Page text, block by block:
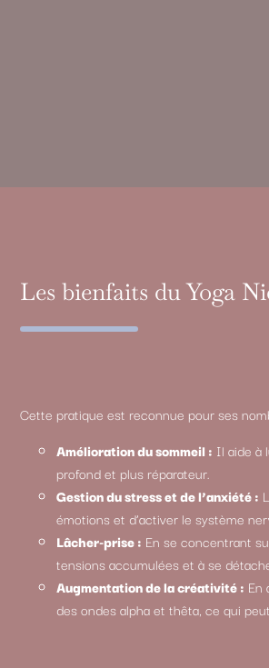
Les bienfaits du Yoga
Cette pratique est reconnue pour ses
Amélioration du sommeil : Il aide à
profond et plus réparateur.
Gestion du stress et de l’anxiété :
émotions et d’activer le système
Lâcher-prise : En se concentrant
tensions accumulées et à se
Augmentation de la créativité : En
des ondes alpha et thêta, ce qui